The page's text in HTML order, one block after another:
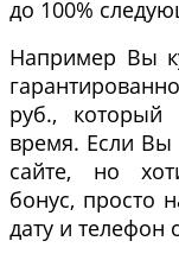
до 100%
Например Вы
руб.,
время. Если Вы
сайте, но
бонус, просто
дату и телефон